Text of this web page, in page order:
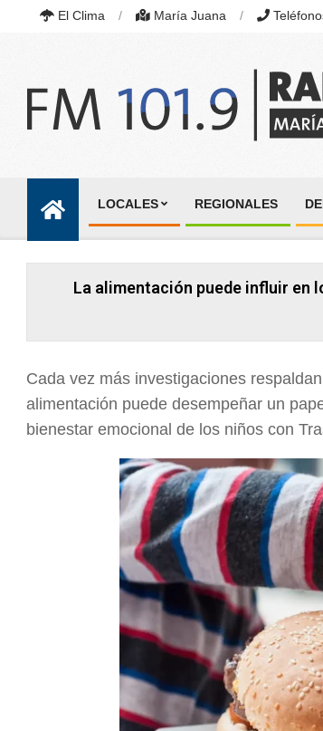
El Clima María Juana
RADIO
JUANA
FM
SANTA
ARGENTINA
Primary
Navigation
Menu
LOCALES REGIONALES
La alimentación puede influir en
Cada vez más investigaciones
alimentación puede desempeñar un
bienestar emocional de los niños con